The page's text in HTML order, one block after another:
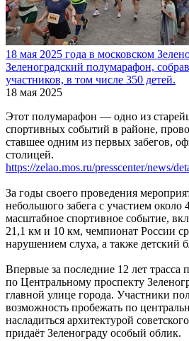
18 мая 2025 года в московском
Зеленоградский полумарафон,
участников, в том числе 350 детей.
18 мая 2025
Этот полумарафон — одно из
спортивных событий в районе,
ставшее одним из первых забегов,
столицей.
https://zelao.mos.ru/presscenter/news/
За годы своего проведения
небольшого забега с участием около
масштабное спортивное событие,
21,1 км и 10 км, чемпионат России
нарушением слуха, а также детский
Впервые за последние 12 лет трасса
по Центральному проспекту
главной улице города. Участники
возможность пробежать по
насладиться архитектурой
придаёт Зеленограду особый облик.